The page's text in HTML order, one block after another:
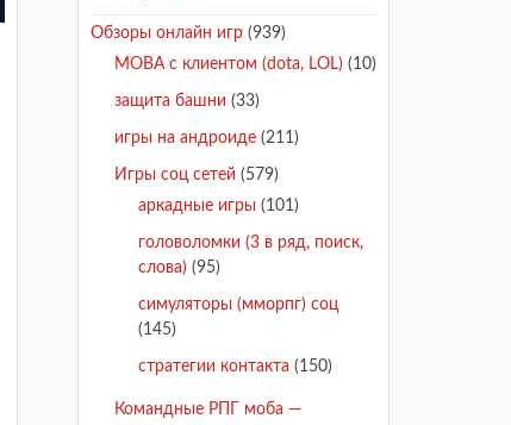
Обзоры онлайн игр(939)
MOBA с клиентом (dota, LOL) (10)
защита башни (33)
игры на андроиде(211)
Игры соц сетей (579)
аркадные игры(101)
головоломки (3 в ряд, поиск,
слова) (95)
симуляторы (мморпг) соц
(145)
стратегии контакта (150)
Командные РПГ моба —